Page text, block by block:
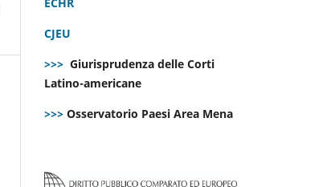
CJEU
>>> Giurisprudenza delle Corti
Latino-americane
>>> Osservatorio Paesi Area Mena